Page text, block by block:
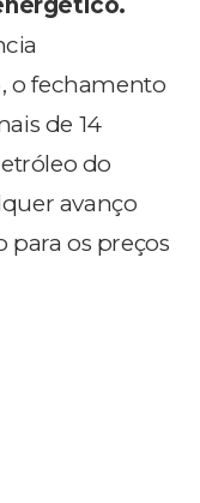
o fechamento
de 14
do
avanço
os preços